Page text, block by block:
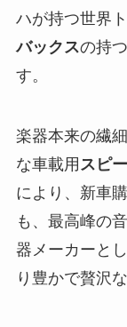
ハが持つ世界
バックスの持
す。
楽器本来の繊
な車載用 スピ
により、新車
も、最高峰の
器メーカーと
り豊かで贅沢